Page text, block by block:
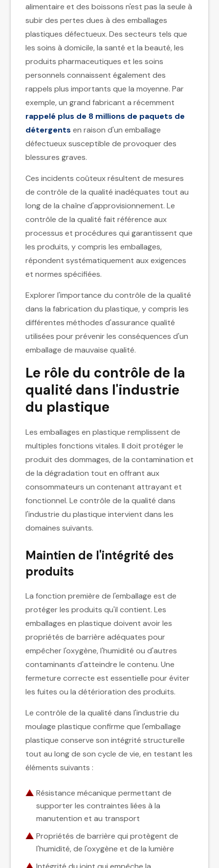
alimentaire et des boissons n'est pas la seule à
subir des pertes dues à des emballages
plastiques défectueux. Des secteurs tels que
les soins à domicile, la santé et la beauté, les
produits pharmaceutiques et les soins
personnels connaissent également des
rappels plus importants que la moyenne. Par
exemple, un grand fabricant a récemment
rappelé plus de 8 millions de paquets de
détergents en raison d'un emballage
défectueux susceptible de provoquer des
blessures graves.
Ces incidents coûteux résultent de mesures
de contrôle de la qualité inadéquates tout au
long de la chaîne d'approvisionnement. Le
contrôle de la qualité fait référence aux
processus et procédures qui garantissent que
les produits, y compris les emballages,
répondent systématiquement aux exigences
et normes spécifiées.
Explorer l'importance du contrôle de la qualité
dans la fabrication du plastique, y compris les
différentes méthodes d'assurance qualité
utilisées pour prévenir les conséquences d'un
emballage de mauvaise qualité.
Le rôle du contrôle de la
qualité dans l'industrie
du plastique
Les emballages en plastique remplissent de
multiples fonctions vitales. Il doit protéger le
produit des dommages, de la contamination et
de la dégradation tout en offrant aux
consommateurs un contenant attrayant et
fonctionnel. Le contrôle de la qualité dans
l'industrie du plastique intervient dans les
domaines suivants.
Maintien de l'intégrité des
produits
La fonction première de l'emballage est de
protéger les produits qu'il contient. Les
emballages en plastique doivent avoir les
propriétés de barrière adéquates pour
empêcher l'oxygène, l'humidité ou d'autres
contaminants d'atteindre le contenu. Une
fermeture correcte est essentielle pour éviter
les fuites ou la détérioration des produits.
Le contrôle de la qualité dans l'industrie du
moulage plastique confirme que l'emballage
plastique conserve son intégrité structurelle
tout au long de son cycle de vie, en testant les
éléments suivants :
Résistance mécanique permettant de
supporter les contraintes liées à la
manutention et au transport
Propriétés de barrière qui protègent de
l'humidité, de l'oxygène et de la lumière